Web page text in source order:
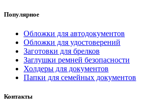
Популярное
Обложки для автодокументов
Обложки для удостоверений
Заготовки для брелков
Заглушки ремней безопасности
Холдеры для документов
Папки для семейных документов
Контакты